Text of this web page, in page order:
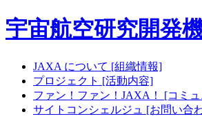
宇宙航空研究開発
JAXA について [組織情報]
プロジェクト [活動内容]
ファン！ファン！JAXA！ [コミ
サイトコンシェルジュ [お問い合